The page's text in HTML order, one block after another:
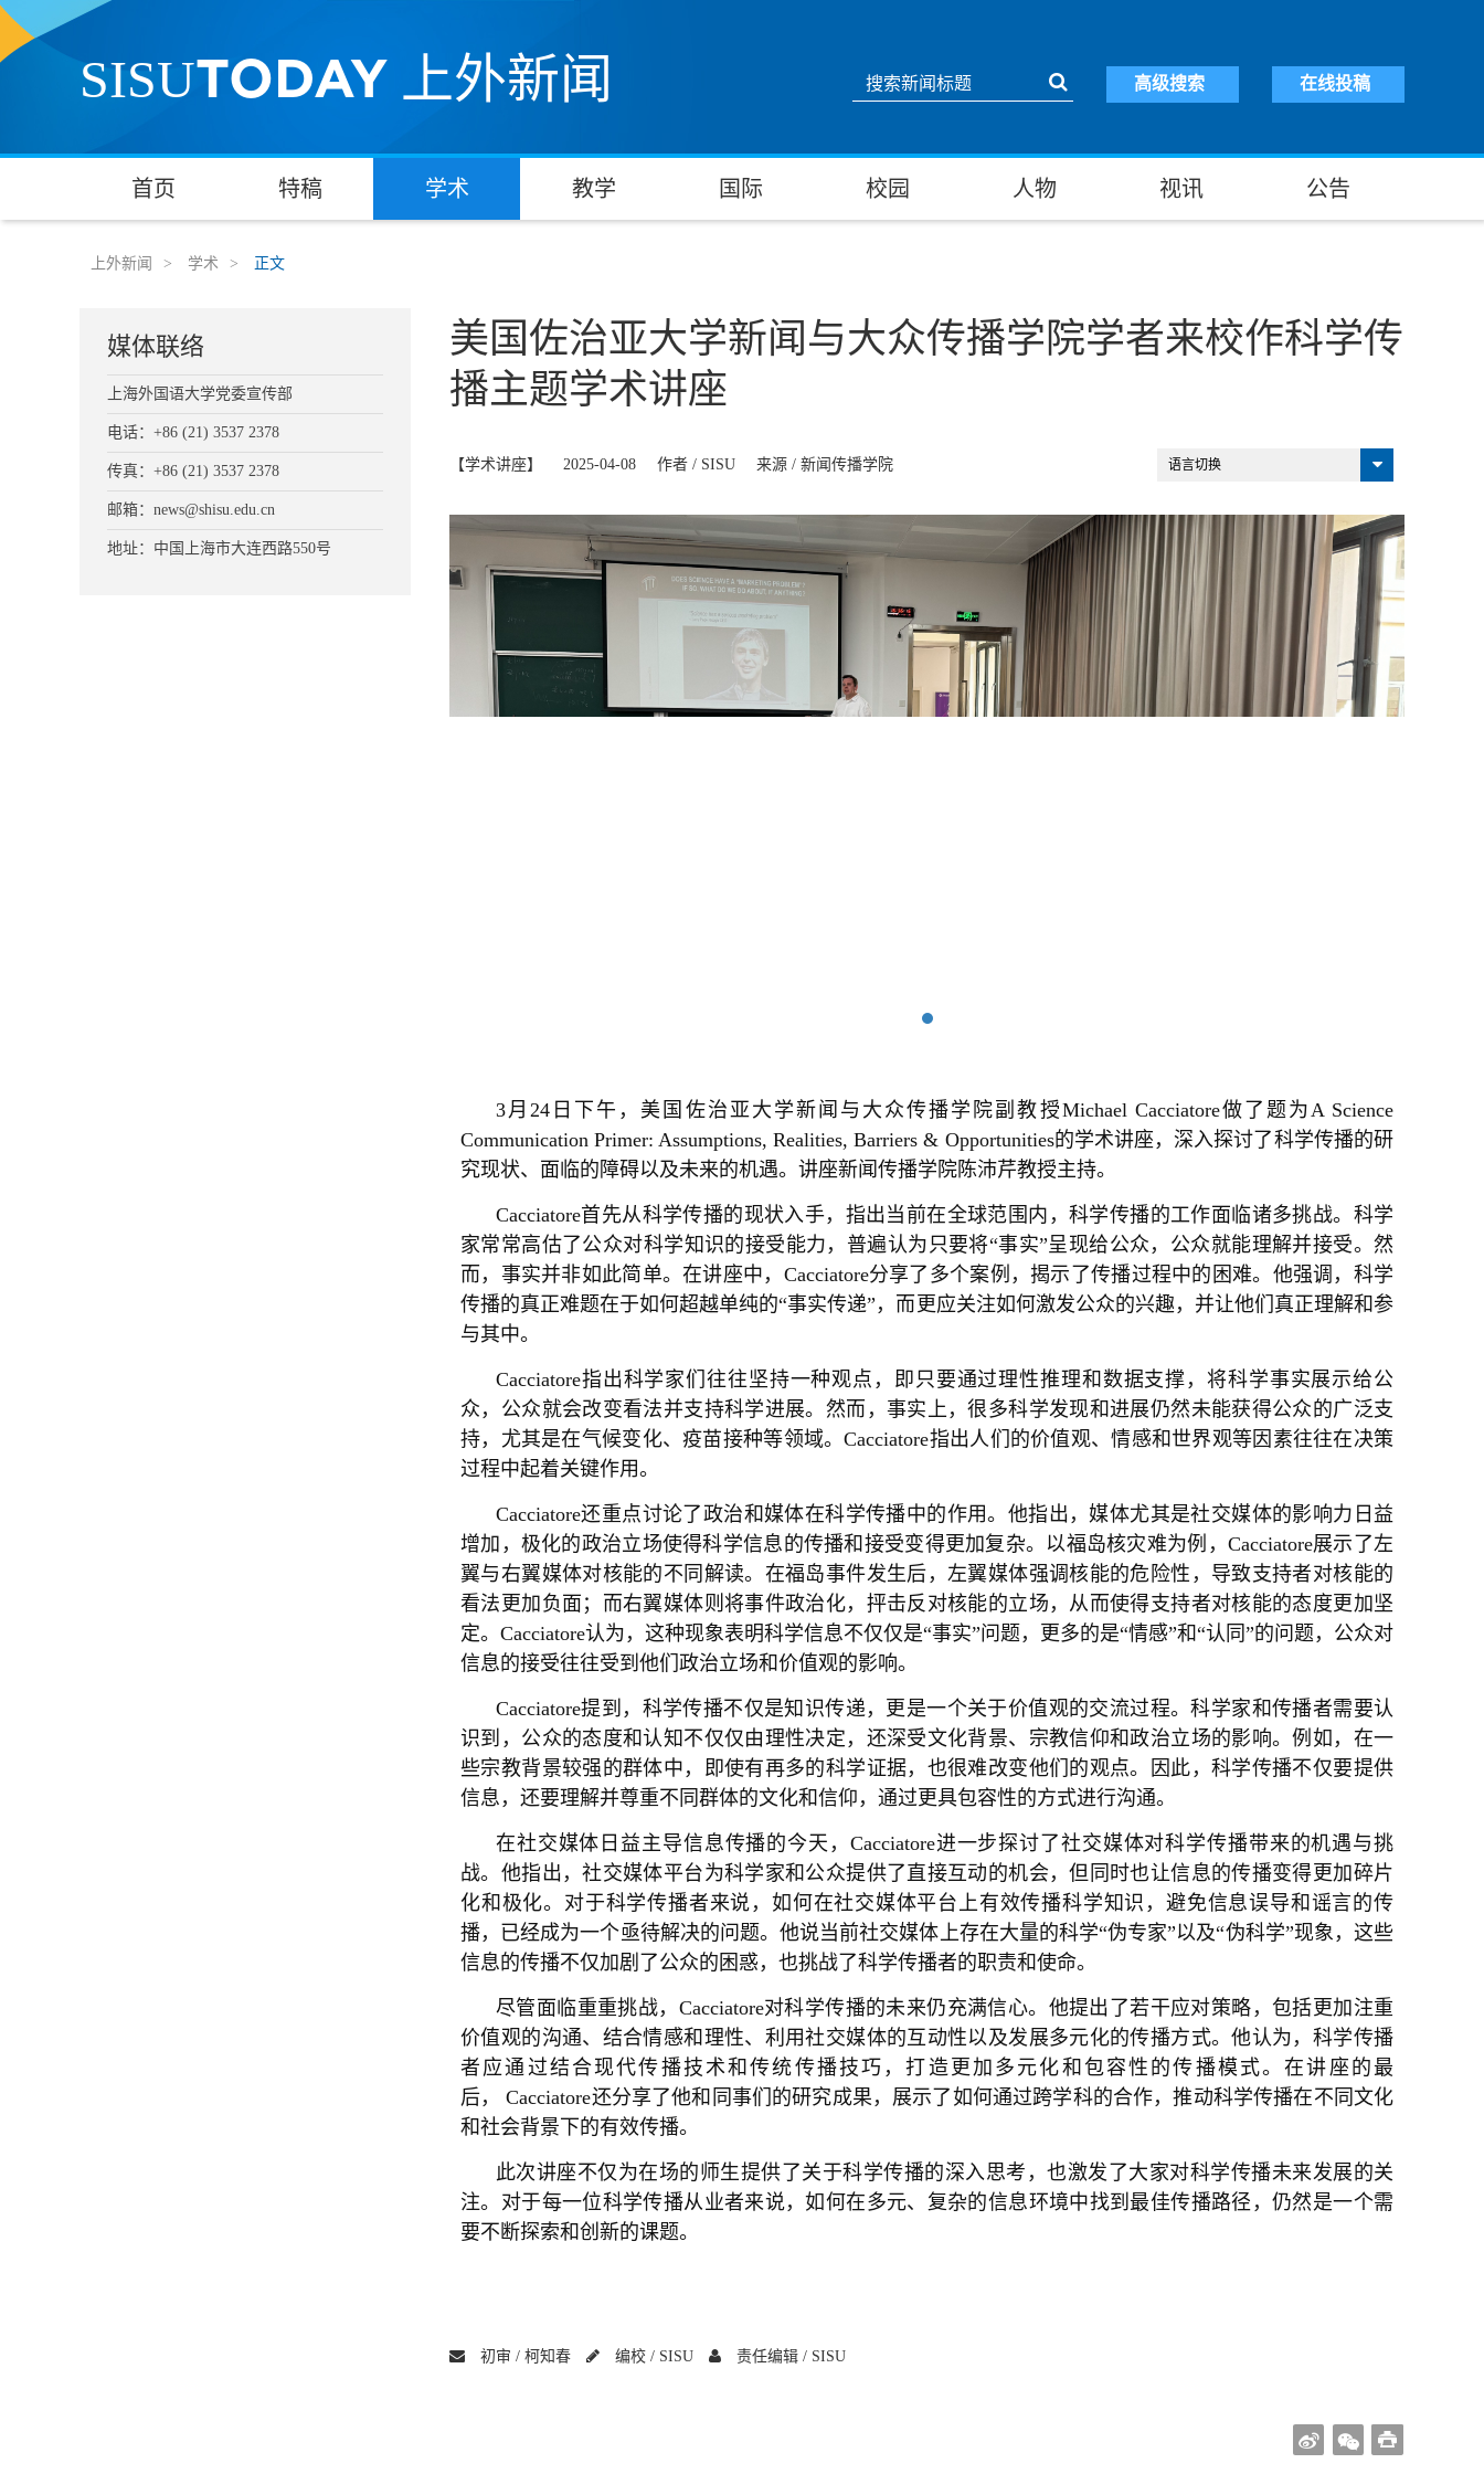
SISUTODAY 上外新闻 在线投稿
高级搜索
首页 特稿 学术 教学 国际 校园 人物 视讯 公告
上外新闻 > 学术 > 正文
美国佐治亚大学新闻与大众传播学院学者来校作科学传
播主题学术讲座
【学术讲座】 2025-04-08 作者 / SISU 来源 / 新闻传播学院 语言切换
3月24日下午，美国佐治亚大学新闻与大众传播学院副教授Michael Cacciatore做了题为A Science
Communication Primer: Assumptions, Realities, Barriers & Opportunities的学术讲座，深入探讨了科学传播的研
究现状、面临的障碍以及未来的机遇。讲座新闻传播学院陈沛芹教授主持。
Cacciatore首先从科学传播的现状入手，指出当前在全球范围内，科学传播的工作面临诸多挑战。科学
家常常高估了公众对科学知识的接受能力，普遍认为只要将“事实”呈现给公众，公众就能理解并接受。然
而，事实并非如此简单。在讲座中，Cacciatore分享了多个案例，揭示了传播过程中的困难。他强调，科学
传播的真正难题在于如何超越单纯的“事实传递”，而更应关注如何激发公众的兴趣，并让他们真正理解和参
与其中。
Cacciatore指出科学家们往往坚持一种观点，即只要通过理性推理和数据支撑，将科学事实展示给公
众，公众就会改变看法并支持科学进展。然而，事实上，很多科学发现和进展仍然未能获得公众的广泛支
持，尤其是在气候变化、疫苗接种等领域。Cacciatore指出人们的价值观、情感和世界观等因素往往在决策
过程中起着关键作用。
Cacciatore还重点讨论了政治和媒体在科学传播中的作用。他指出，媒体尤其是社交媒体的影响力日益
增加，极化的政治立场使得科学信息的传播和接受变得更加复杂。以福岛核灾难为例，Cacciatore展示了左
翼与右翼媒体对核能的不同解读。在福岛事件发生后，左翼媒体强调核能的危险性，导致支持者对核能的
看法更加负面；而右翼媒体则将事件政治化，抨击反对核能的立场，从而使得支持者对核能的态度更加坚
定。Cacciatore认为，这种现象表明科学信息不仅仅是“事实”问题，更多的是“情感”和“认同”的问题，公众对
信息的接受往往受到他们政治立场和价值观的影响。
Cacciatore提到，科学传播不仅是知识传递，更是一个关于价值观的交流过程。科学家和传播者需要认
识到，公众的态度和认知不仅仅由理性决定，还深受文化背景、宗教信仰和政治立场的影响。例如，在一
些宗教背景较强的群体中，即使有再多的科学证据，也很难改变他们的观点。因此，科学传播不仅要提供
信息，还要理解并尊重不同群体的文化和信仰，通过更具包容性的方式进行沟通。
在社交媒体日益主导信息传播的今天，Cacciatore进一步探讨了社交媒体对科学传播带来的机遇与挑
战。他指出，社交媒体平台为科学家和公众提供了直接互动的机会，但同时也让信息的传播变得更加碎片
化和极化。对于科学传播者来说，如何在社交媒体平台上有效传播科学知识，避免信息误导和谣言的传
播，已经成为一个亟待解决的问题。他说当前社交媒体上存在大量的科学“伪专家”以及“伪科学”现象，这些
信息的传播不仅加剧了公众的困惑，也挑战了科学传播者的职责和使命。
尽管面临重重挑战，Cacciatore对科学传播的未来仍充满信心。他提出了若干应对策略，包括更加注重
价值观的沟通、结合情感和理性、利用社交媒体的互动性以及发展多元化的传播方式。他认为，科学传播
者应通过结合现代传播技术和传统传播技巧，打造更加多元化和包容性的传播模式。在讲座的最
后， Cacciatore还分享了他和同事们的研究成果，展示了如何通过跨学科的合作，推动科学传播在不同文化
和社会背景下的有效传播。
此次讲座不仅为在场的师生提供了关于科学传播的深入思考，也激发了大家对科学传播未来发展的关
注。对于每一位科学传播从业者来说，如何在多元、复杂的信息环境中找到最佳传播路径，仍然是一个需
要不断探索和创新的课题。
初审 / 柯知春 编校 / SISU 责任编辑 / SISU
媒体联络
上海外国语大学党委宣传部
电话：+86 (21) 3537 2378
传真：+86 (21) 3537 2378
邮箱：news@shisu.edu.cn
地址：中国上海市大连西路550号